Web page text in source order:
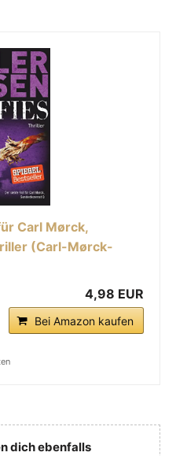
Carl Mørck,
(Carl-Mørck-
4,98 EUR
Bei Amazon kaufen
dich ebenfalls